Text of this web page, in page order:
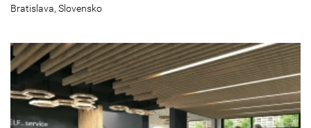
Bratislava, Slovensko